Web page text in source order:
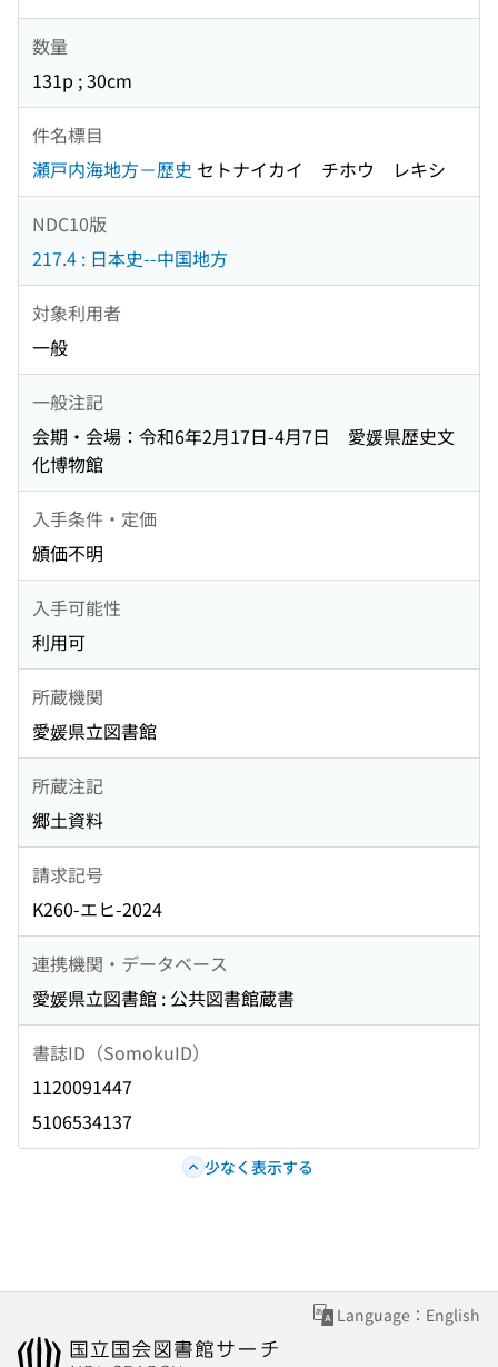
数量
131p ; 30cm
件名標目
瀬戸内海地方－歴史 セトナイカイ チホウ レキシ
NDC10版
217.4 : 日本史--中国地方
対象利用者
一般
一般注記
会期・会場：令和6年2月17日-4月7日 愛媛県歴史文
化博物館
入手条件・定価
頒価不明
入手可能性
利用可
所蔵機関
愛媛県立図書館
所蔵注記
郷土資料
請求記号
K260-エヒ-2024
連携機関・データベース
愛媛県立図書館 : 公共図書館蔵書
書誌ID（SomokuID）
1120091447
5106534137
少なく表示する
Language：English